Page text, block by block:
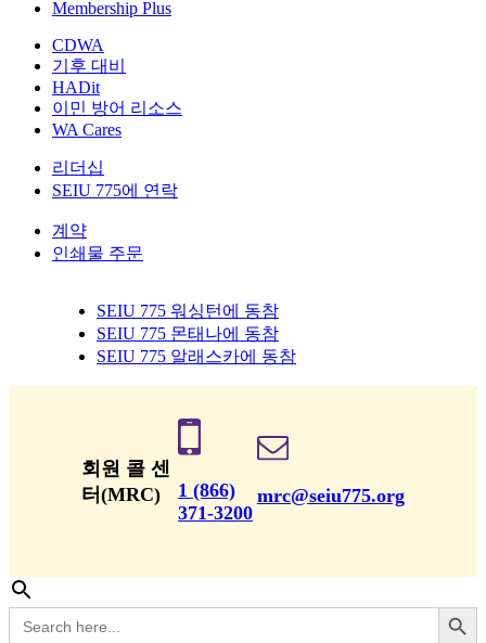
Membership Plus
CDWA
기후 대비
HADit
이민 방어 리소스
WA Cares
리더십
SEIU 775에 연락
계약
인쇄물 주문
SEIU 775 워싱턴에 동참
SEIU 775 몬태나에 동참
SEIU 775 알래스카에 동참
회원 콜 센
터(MRC)
1 (866)
371-3200
mrc@seiu775.org
Search
for:
Search Button